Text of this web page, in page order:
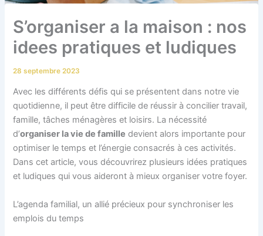
S’organiser a la maison : nos
idees pratiques et ludiques
28 septembre 2023
Avec les différents défis qui se présentent dans notre vie
quotidienne, il peut être difficile de réussir à concilier travail,
famille, tâches ménagères et loisirs. La nécessité
d’organiser la vie de famille devient alors importante pour
optimiser le temps et l’énergie consacrés à ces activités.
Dans cet article, vous découvrirez plusieurs idées pratiques
et ludiques qui vous aideront à mieux organiser votre foyer.
L’agenda familial, un allié précieux pour synchroniser les
emplois du temps